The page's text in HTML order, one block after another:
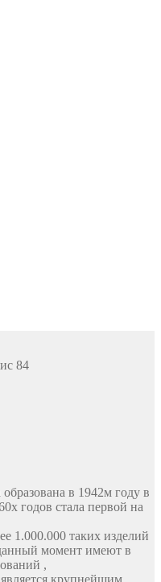
84
в 1942м году в
годов стала первой на
1.000.000 таких изделий
момент имеют в
,
крупнейшим